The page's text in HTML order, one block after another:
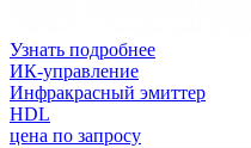
Узнать подробнее
ИК-управление
Инфракрасный эмиттер
HDL
цена по запросу